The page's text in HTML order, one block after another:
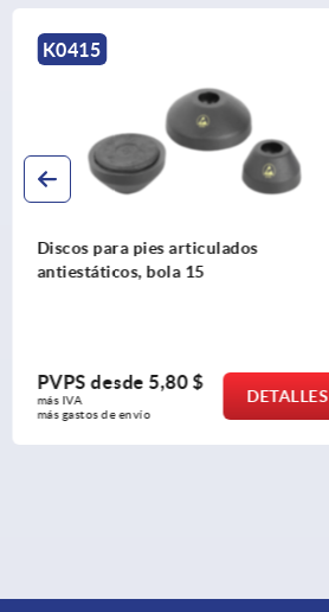
K0415
Discos para pies articulados
antiestáticos, bola 15
PVPS desde 5,80 $
más IVA
más gastos de envío
DETALLES